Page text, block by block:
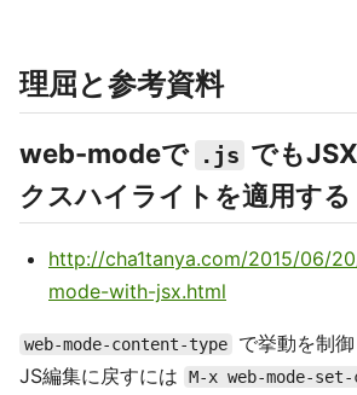
理屈と参考資料
web-modeで .js でも
クスハイライトを適用する
http://cha1tanya.com/2015/06/
mode-with-jsx.html
web-mode-content-type
で挙動を制
JS編集に戻すには
M-x web-mode-